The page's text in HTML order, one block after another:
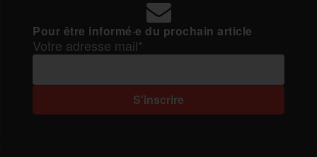
Pour être informé·e du prochain article
Votre adresse mail*